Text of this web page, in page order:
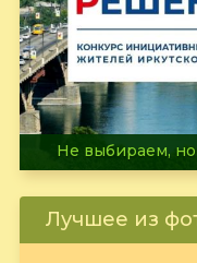
В огне не горит, в
Лучшее из